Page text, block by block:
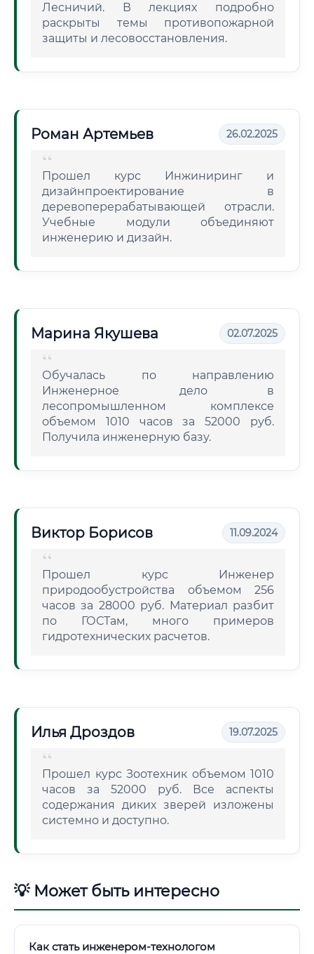
Лесничий. В лекциях подробно
раскрыты темы противопожарной
защиты и лесовосстановления.
Роман Артемьев 26.02.2025
Прошел курс Инжиниринг и
дизайнпроектирование в
деревоперерабатывающей отрасли.
Учебные модули объединяют
инженерию и дизайн.
Марина Якушева 02.07.2025
Обучалась по направлению
Инженерное дело в
лесопромышленном комплексе
объемом 1010 часов за 52000 руб.
Получила инженерную базу.
Виктор Борисов 11.09.2024
Прошел курс Инженер
природообустройства объемом 256
часов за 28000 руб. Материал разбит
по ГОСТам, много примеров
гидротехнических расчетов.
Илья Дроздов 19.07.2025
Прошел курс Зоотехник объемом 1010
часов за 52000 руб. Все аспекты
содержания диких зверей изложены
системно и доступно.
💡 Может быть интересно
Как стать инженером-технологом